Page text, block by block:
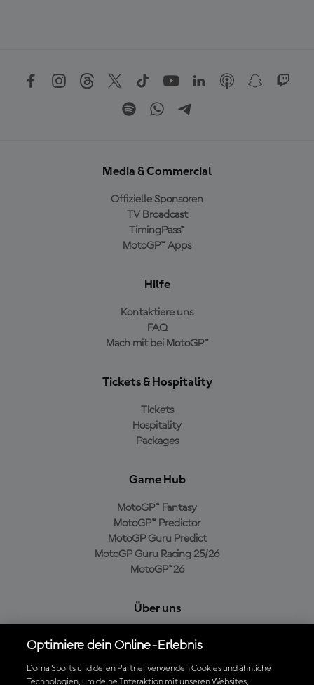
Media & Commercial
Offizielle Sponsoren
TV Broadcast
TimingPass™
MotoGP™ Apps
Hilfe
Kontaktiere uns
FAQ
Mach mit bei MotoGP™
Tickets & Hospitality
Tickets
Hospitality
Packages
Game Hub
MotoGP™ Fantasy
MotoGP™ Predictor
MotoGP Guru Predict
MotoGP Guru Racing 25/26
MotoGP™26
Über uns
Cookie-Richtlinien
Geschäftsbedingungen
Optimiere dein Online-Erlebnis
Dorna Sports und deren Partner verwenden Cookies und ähnliche
Technologien, um deine Interaktion mit unseren Websites,